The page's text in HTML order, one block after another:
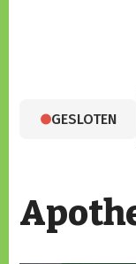
GESLOTEN